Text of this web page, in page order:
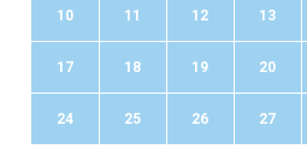
10 11 12 13
17 18 19 20
24 25 26 27